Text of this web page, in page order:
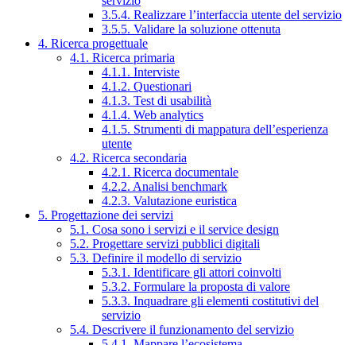
3.5.4. Realizzare l’interfaccia utente del servizio
3.5.5. Validare la soluzione ottenuta
4. Ricerca progettuale
4.1. Ricerca primaria
4.1.1. Interviste
4.1.2. Questionari
4.1.3. Test di usabilità
4.1.4. Web analytics
4.1.5. Strumenti di mappatura dell’esperienza
utente
4.2. Ricerca secondaria
4.2.1. Ricerca documentale
4.2.2. Analisi benchmark
4.2.3. Valutazione euristica
5. Progettazione dei servizi
5.1. Cosa sono i servizi e il service design
5.2. Progettare servizi pubblici digitali
5.3. Definire il modello di servizio
5.3.1. Identificare gli attori coinvolti
5.3.2. Formulare la proposta di valore
5.3.3. Inquadrare gli elementi costitutivi del
servizio
5.4. Descrivere il funzionamento del servizio